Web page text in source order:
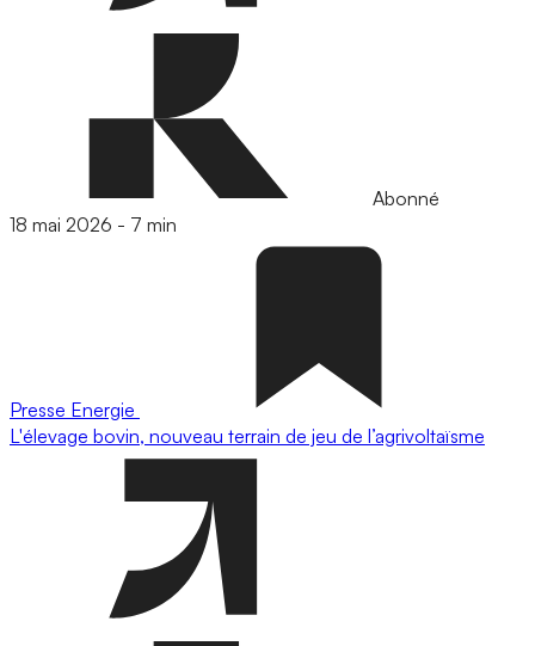
Abonné
18 mai 2026 - 7 min
Presse Energie
L'élevage bovin, nouveau terrain de jeu de l’agrivoltaïsme